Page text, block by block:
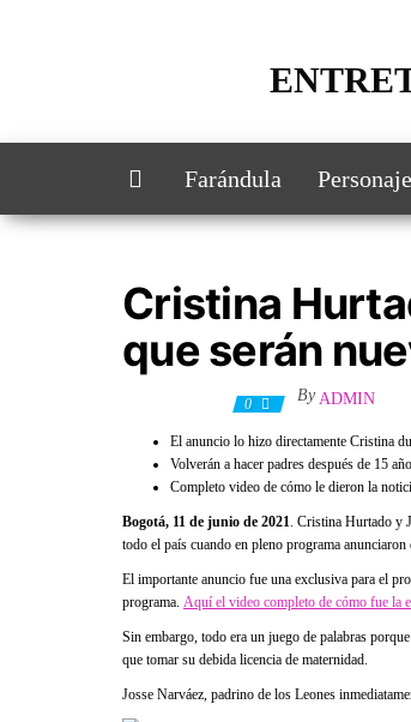
Farándula
Cristina
que serán
0 By ADMIN
El anuncio lo hizo directamente Cristina
Volverán a hacer padres después de 15
Completo video de cómo le dieron la
Bogotá, 11 de junio de 2021 . Cristina Hurtado y
todo el país cuando en pleno programa
El importante anuncio fue una exclusiva para el
programa. Aquí el video completo de cómo fue la
Sin embargo, todo era un juego de palabras
que tomar su debida licencia de maternidad.
Josse Narváez, padrino de los Leones